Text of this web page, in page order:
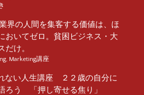
界の人間を集客する価値は、ほ
おいてゼロ。貧困ビジネス・大
だけ。
, Marketing講座
ない人生講座 ２２歳の自分に
ろう 「押し寄せる焦り」